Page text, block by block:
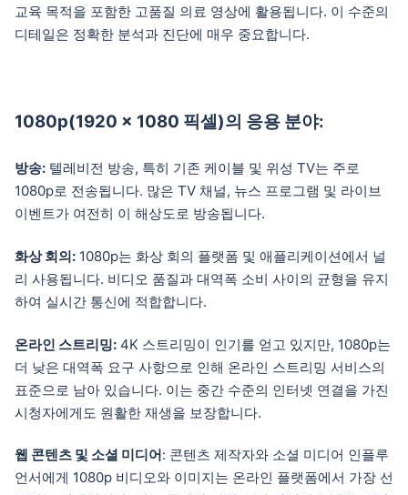
교육 목적을 포함한 고품질 의료 영상에 활용됩니다. 이 수준의
디테일은 정확한 분석과 진단에 매우 중요합니다.
1080p(1920 x 1080 픽셀)의 응용 분야:
방송: 텔레비전 방송, 특히 기존 케이블 및 위성 TV는 주로
1080p로 전송됩니다. 많은 TV 채널, 뉴스 프로그램 및 라이브
이벤트가 여전히 이 해상도로 방송됩니다.
화상 회의: 1080p는 화상 회의 플랫폼 및 애플리케이션에서 널
리 사용됩니다. 비디오 품질과 대역폭 소비 사이의 균형을 유지
하여 실시간 통신에 적합합니다.
온라인 스트리밍: 4K 스트리밍이 인기를 얻고 있지만, 1080p는
더 낮은 대역폭 요구 사항으로 인해 온라인 스트리밍 서비스의
표준으로 남아 있습니다. 이는 중간 수준의 인터넷 연결을 가진
시청자에게도 원활한 재생을 보장합니다.
웹 콘텐츠 및 소셜 미디어: 콘텐츠 제작자와 소셜 미디어 인플루
언서에게 1080p 비디오와 이미지는 온라인 플랫폼에서 가장 선